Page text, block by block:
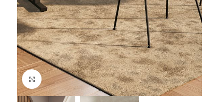
Cliquez pour agrandir